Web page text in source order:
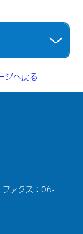
ジへ戻る
ァクス：06-